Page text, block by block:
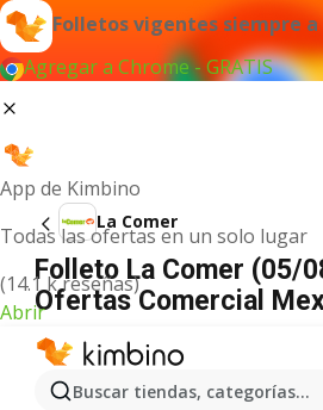
Folletos vigentes siempre
Agregar a Chrome - GRATIS
App de Kimbino
Todas las ofertas en un solo lugar
(14.1 k reseñas)
Abrir
Buscar tiendas, categorías,
La Comer
Folleto La Comer (05/
Ofertas Comercial